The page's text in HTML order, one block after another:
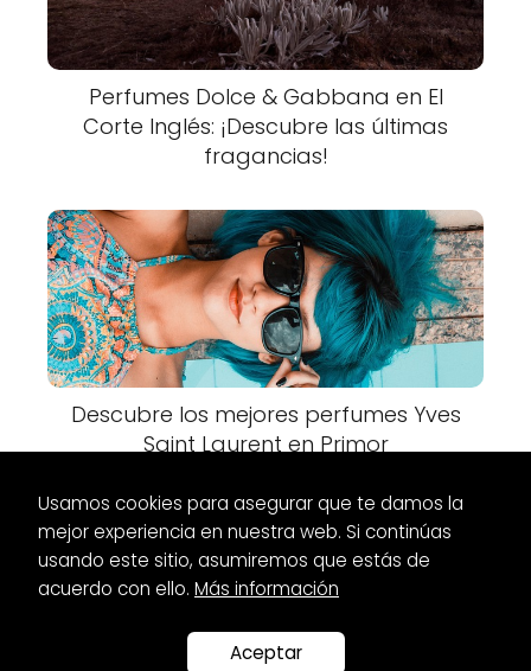
Perfumes Dolce & Gabbana en El
Corte Inglés: ¡Descubre las últimas
fragancias!
Descubre los mejores perfumes Yves
Saint Laurent en Primor
Las mejores marcas de bolsos españoles:
Usamos cookies para asegurar que te damos la
mejor experiencia en nuestra web. Si continúas
usando este sitio, asumiremos que estás de
acuerdo con ello. Más información
Aceptar